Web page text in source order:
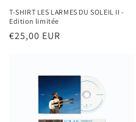
T-SHIRT LES LARMES DU SOLEIL II -
Edition limitée
Regular
€25,00 EUR